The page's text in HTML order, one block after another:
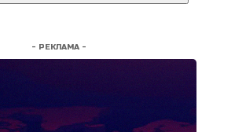
- РЕКЛАМА -